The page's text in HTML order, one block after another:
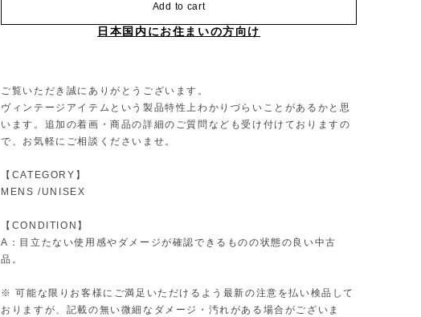
Add to cart
日本国内にお住まいの方向け
ご覧いただき誠にありがとうございます。
ヴィンテージアイテムという製品特性上わかりづらいことがあるかと思
います。追加の着画・商品の詳細のご質問なども受け付けておりますの
で、お気軽にご相談くださいませ。
【CATEGORY】
MENS /UNISEX
【CONDITION】
A：目立たない使用感やダメージが確認できるものの状態の良い中古
品。
※ 可能な限りお客様にご満足いただけるよう最新の注意を払い検品して
おりますが、記載の無い微細なダメージ・汚れがある場合がございま